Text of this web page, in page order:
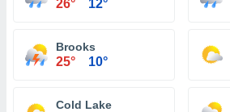
26° 12°
Brooks
25° 10°
Cold Lake